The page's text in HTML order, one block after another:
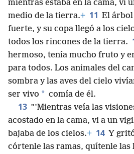
mientras estaba en la cama, vi
medio de la tierra.+ 11 El
fuerte, y su copa llegó a los
todos los rincones de la tierra.
hermoso, tenía mucho fruto y
para todos. Los animales del
sombra y las aves del cielo
ser vivo * comía de él.
13 ”’Mientras veía las
acostado en la cama, vi a un
bajaba de los cielos.+ 14 Y
córtenle las ramas, quítenle las